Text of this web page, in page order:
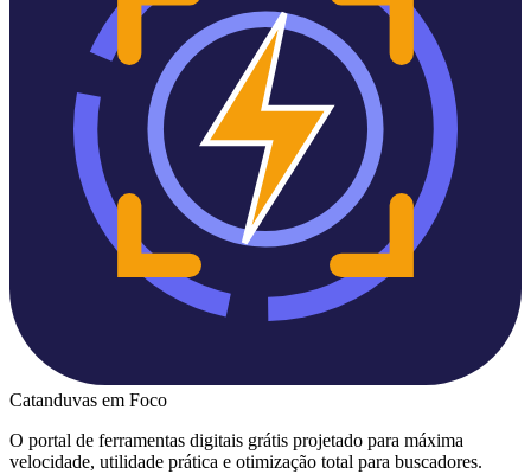
Catanduvas em Foco
O portal de ferramentas digitais grátis projetado para máxima
velocidade, utilidade prática e otimização total para buscadores.